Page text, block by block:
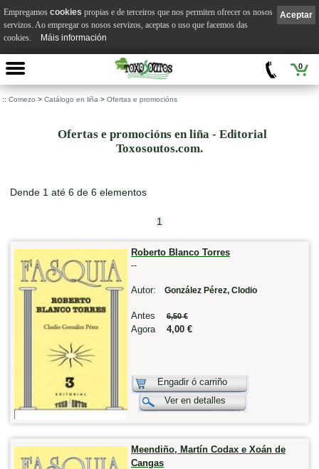
0
:: Comezo > Catálogo en liña > Ofertas e promocións
Ofertas e promocións en liña - Editorial
Toxosoutos.com.
Dende 1 até 6 de 6 elementos
1
Roberto Blanco Torres
--
Autor: González Pérez, Clodio
Antes 6,50 €
Agora 4,00 €
Engadir ó carriño
Ver en detalles
Meendiño, Martín Codax e Xoán de
Cangas
Aceptar
Empregamos cookies propias e de terceiros que nos permiten ofrecer os nosos
servizos. Ao empregar os nosos servizos, aceptas o uso que facemos das
cookies.
Máis información